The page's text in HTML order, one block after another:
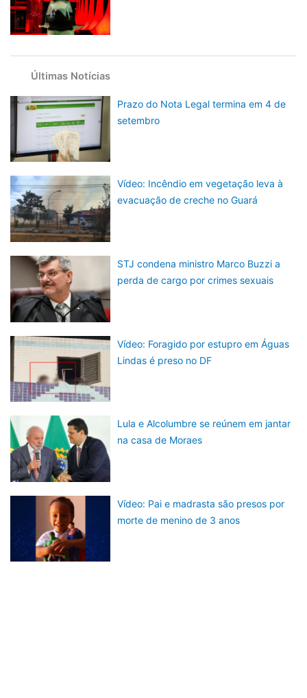
Últimas Notícias
Prazo do Nota Legal termina em 4 de
setembro
Vídeo: Incêndio em vegetação leva à
evacuação de creche no Guará
STJ condena ministro Marco Buzzi a
perda de cargo por crimes sexuais
Vídeo: Foragido por estupro em Águas
Lindas é preso no DF
Lula e Alcolumbre se reúnem em jantar
na casa de Moraes
Vídeo: Pai e madrasta são presos por
morte de menino de 3 anos